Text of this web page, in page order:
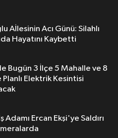
Aİlesinin Acı Günü: Silahlı
Hayatını Kaybetti
Bugün 3 İlçe 5 Mahalle ve 8
Planlı Elektrik Kesintisi
Adamı Ercan Ekşi'ye Saldırı